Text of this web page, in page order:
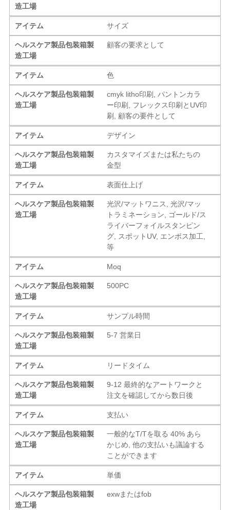
造工場
アイテム サイズ
ヘルスケア製品包装箱製
造工場
顧客の要求として
アイテム 色
ヘルスケア製品包装箱製
造工場
cmyk litho印刷, パントンカラ
ー印刷, フレックス印刷とUV印
刷, 顧客の要件として
アイテム デザイン
ヘルスケア製品包装箱製
造工場
カスタマイズまたは私たちの
金型
アイテム 表面仕上げ
ヘルスケア製品包装箱製
造工場
光沢/マットワニス, 光沢/マッ
トラミネーション, ゴールド/ス
ライバーフォイルスタンピン
グ, スポットUV, エンボス加工,
等
アイテム Moq
ヘルスケア製品包装箱製
造工場
500PC
アイテム サンプル時間
ヘルスケア製品包装箱製
造工場
5-7 営業日
アイテム リードタイム
ヘルスケア製品包装箱製
造工場
9-12 最終的なアートワークと
注文を確認してから数日後
アイテム 支払い
ヘルスケア製品包装箱製
造工場
一般的なT/Tを取る 40% あら
かじめ, 他の支払いも議論する
ことができます
アイテム 単価
ヘルスケア製品包装箱製
造工場
exwまたはfob